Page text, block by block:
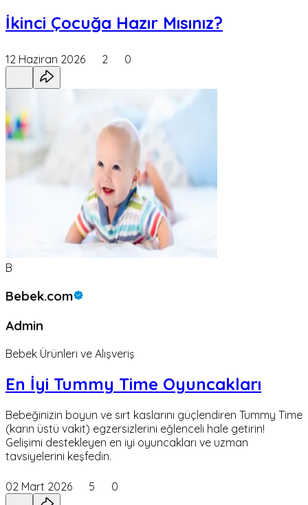
İkinci Çocuğa Hazır Mısınız?
12 Haziran 2026 2 0
B
Bebek.com
Admin
Bebek Ürünleri ve Alışveriş
En İyi Tummy Time Oyuncakları
Bebeğinizin boyun ve sırt kaslarını güçlendiren Tummy Time
(karın üstü vakit) egzersizlerini eğlenceli hale getirin!
Gelişimi destekleyen en iyi oyuncakları ve uzman
tavsiyelerini keşfedin.
02 Mart 2026 5 0